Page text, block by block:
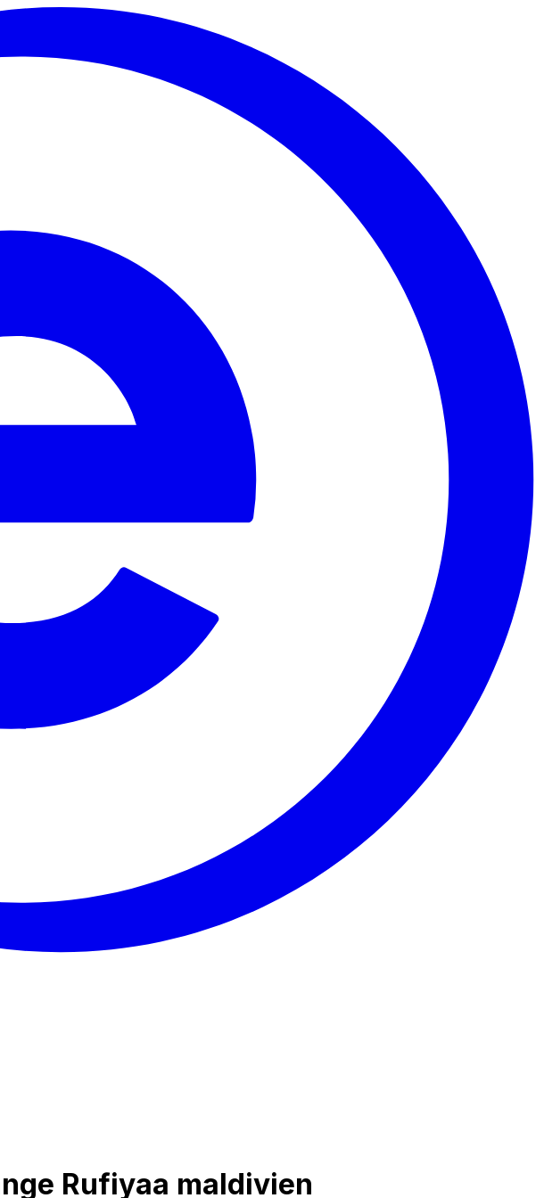
Rufiyaa maldivien